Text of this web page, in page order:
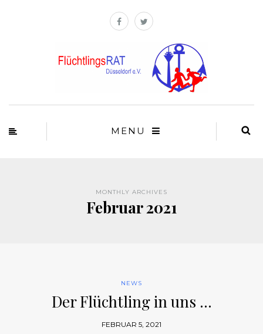
MENU
MONTHLY ARCHIVES
Februar 2021
NEWS
Der Flüchtling in uns …
FEBRUAR 5, 2021